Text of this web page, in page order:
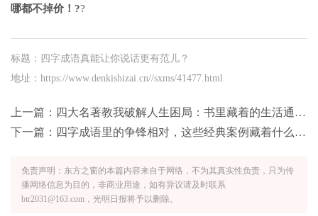
哪都不掉价！??
标题：四字成语真能让你说话更有范儿？
地址：https://www.denkishizai.cn//sxms/41477.html
上一篇： 四大名著教我破解人生困局：书里藏着的生活通关秘籍
下一篇： 四字成语里的争锋相对，这些经典案例藏着什么智慧？
免责声明：东方之窗的本篇内容来自于网络，不为其真实性负责，只为传
播网络信息为目的，非商业用途，如有异议请及时联系
btr2031@163.com，光明日报将予以删除。